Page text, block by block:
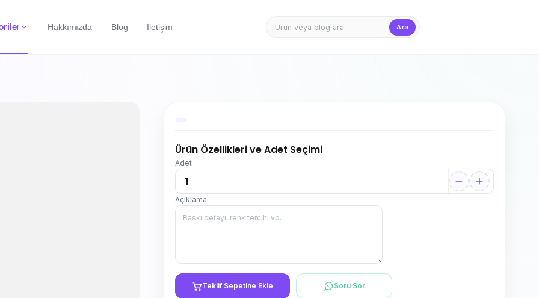
Hakkımızda Blog İletişim Ara
Ürün Özellikleri ve Adet Seçimi
Adet
Açıklama
Teklif Sepetine Ekle Soru Sor